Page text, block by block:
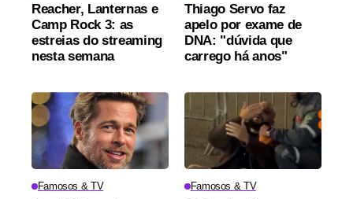
Reacher, Lanternas e
Camp Rock 3: as
estreias do streaming
nesta semana
Thiago Servo faz
apelo por exame de
DNA: "dúvida que
carrego há anos"
Famosos & TV Famosos & TV